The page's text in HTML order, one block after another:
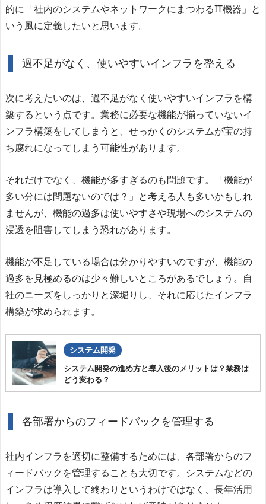
的に「社内のシステムやネットワークにまつわるIT機器」と
いう風に定義したいと思います。
過不足がなく、使いやすいインフラを整える
次に考えたいのは、過不足がなく使いやすいインフラを構
築するという点です。業務に必要な機能が揃っていないイ
ンフラ構築をしてしまうと、せっかくのシステムが宝の持
ち腐れになってしまう可能性があります。
それだけでなく、機能が多すぎるのも問題です。「機能が
多い分には問題ないのでは？」と考える人も多いかもしれ
ませんが、機能の過多は使いやすさや現場へのシステムの
浸透を阻害してしまう恐れがあります。
機能が不足している場合は分かりやすいのですが、機能の
過多を見極めるのは少々難しいところがあるでしょう。自
社のニーズをしっかりと深堀りし、それに応じたインフラ
構築が求められます。
システム開発
システム開発の進め方と導入後のメリットは？業務は
どう変わる？
各部署からのフィードバックを管理する
社内インフラを適切に整備するためには、各部署からのフ
ィードバックを管理することも大切です。システムなどの
インフラは導入して終わりというわけではなく、長年活用